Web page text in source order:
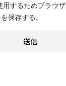
用するためブラウ
保存する。